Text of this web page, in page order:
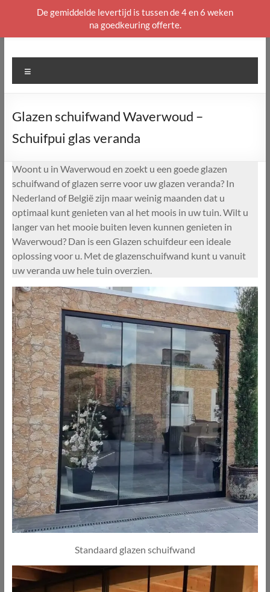
naar
Glazen schuifwand Waverwoud –
Schuifpui glas veranda
Woont u in Waverwoud en zoekt u een goede glazen
schuifwand of glazen serre voor uw glazen veranda? In
Nederland of België zijn maar weinig maanden dat u
optimaal kunt genieten van al het moois in uw tuin. Wilt u
langer van het mooie buiten leven kunnen genieten in
Waverwoud? Dan is een Glazen schuifdeur een ideale
oplossing voor u. Met de glazenschuifwand kunt u vanuit
uw veranda uw hele tuin overzien.
Standaard glazen schuifwand
De gemiddelde levertijd is tussen de 4 en 6 weken
na goedkeuring offerte.